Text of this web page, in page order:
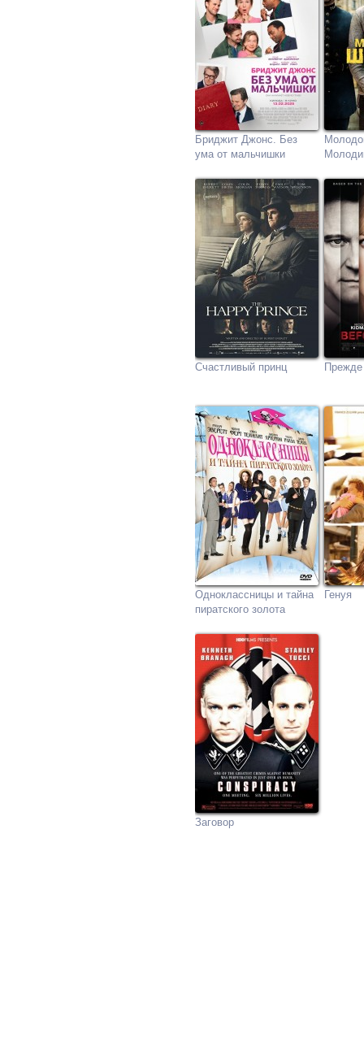
Бриджит Джонс. Без
ума от мальчишки
Счастливый принц
Одноклассницы и тайна
пиратского золота
Генуя
Заговор